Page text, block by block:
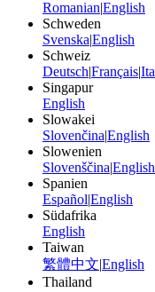
Romanian|English
Schweden
Svenska|English
Schweiz
Deutsch|Français|
Singapur
English
Slowakei
Slovenčina|English
Slowenien
Slovenščina|English
Spanien
Español|English
Südafrika
English
Taiwan
繁體中文|English
Thailand